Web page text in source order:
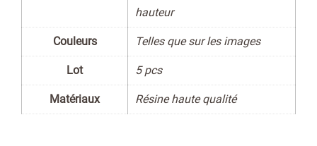
hauteur
Couleurs Telles que sur les images
Lot 5 pcs
Matériaux Résine haute qualité